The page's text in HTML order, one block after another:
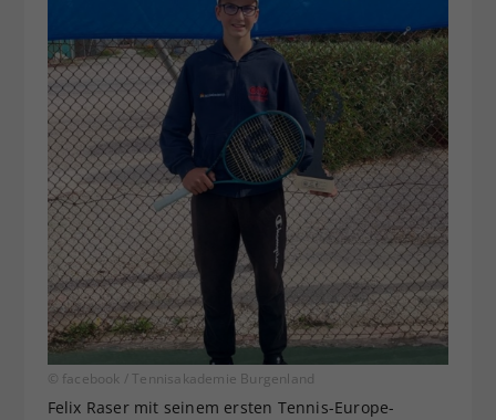
© facebook / Tennisakademie Burgenland
Felix Raser mit seinem ersten Tennis-Europe-